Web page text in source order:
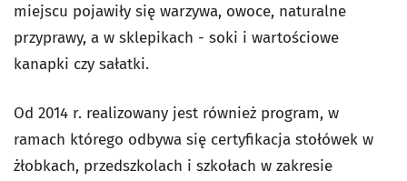
miejscu pojawiły się warzywa, owoce, naturalne
przyprawy, a w sklepikach - soki i wartościowe
kanapki czy sałatki.
Od 2014 r. realizowany jest również program, w
ramach którego odbywa się certyfikacja stołówek w
żłobkach, przedszkolach i szkołach w zakresie